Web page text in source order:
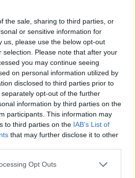
the sale, sharing to third parties, or
or sensitive information for
us, please use the below opt-out
selection. Please note that after your
you may continue seeing
on personal information utilized by
disclosed to third parties prior to
opt-out of the further
information by third parties on the
participants. This information may
to third parties on the IAB’s List of
that may further disclose it to other
app uses one or more Google
Opt Outs
e culturali, costruendo un
le comunità in cui opera.